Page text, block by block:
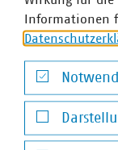
VKU-Bereiche
Informationen
Darstellung